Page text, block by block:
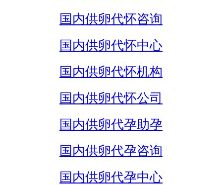
国内供卵代怀咨询
国内供卵代怀中心
国内供卵代怀机构
国内供卵代怀公司
国内供卵代孕助孕
国内供卵代孕咨询
国内供卵代孕中心